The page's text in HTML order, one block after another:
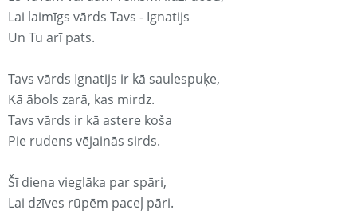
Lai laimīgs vārds Tavs - Ignatijs
Un Tu arī pats.
Tavs vārds Ignatijs ir kā saulespuķe,
Kā ābols zarā, kas mirdz.
Tavs vārds ir kā astere koša
Pie rudens vējainās sirds.
Šī diena vieglāka par spāri,
Lai dzīves rūpēm paceļ pāri.